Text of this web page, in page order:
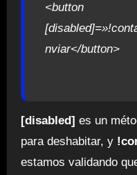
<button
nviar</button>
[disabled] es un
para deshabitar, y
estamos validando